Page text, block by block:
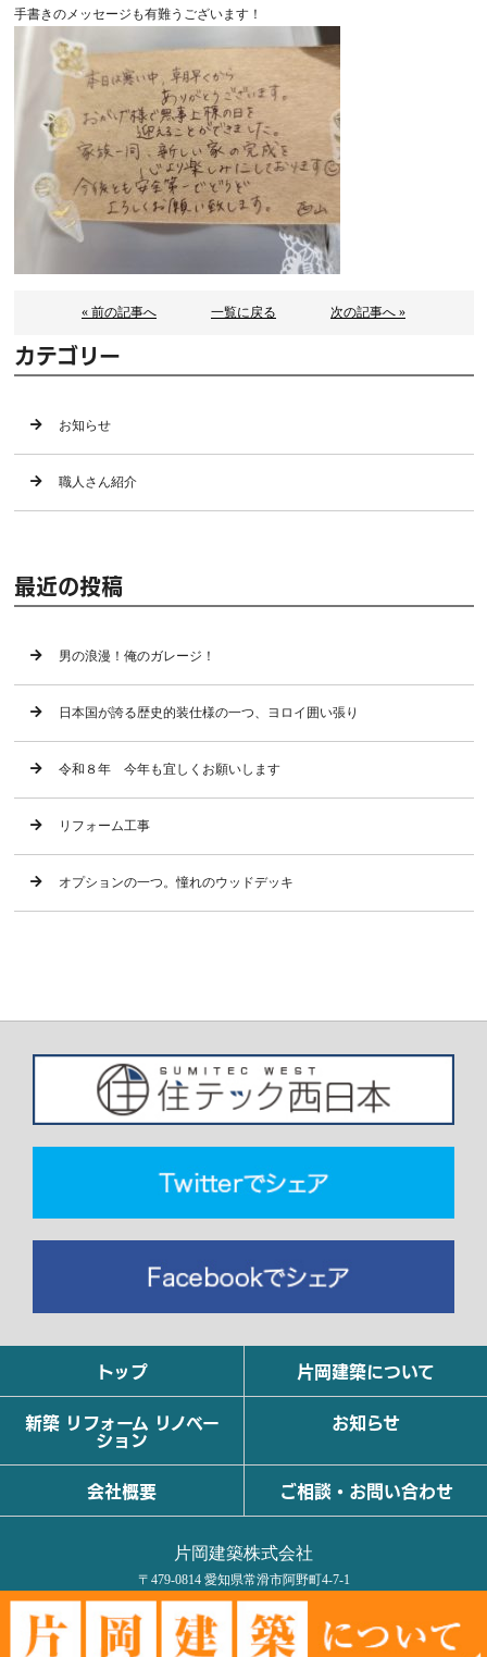
手書きのメッセージも有難うございます！
« 前の記事へ 一覧に戻る 次の記事へ »
カテゴリー
お知らせ
職人さん紹介
最近の投稿
男の浪漫！俺のガレージ！
日本国が誇る歴史的装仕様の一つ、ヨロイ囲い張り
令和８年 今年も宜しくお願いします
リフォーム工事
オプションの一つ。憧れのウッドデッキ
トップ
片岡建築について
新築 リフォーム リノベー
ション
お知らせ
会社概要 ご相談・お問い合わせ
片岡建築株式会社
〒479-0814 愛知県常滑市阿野町4-7-1
TEL : 090-9173-1099